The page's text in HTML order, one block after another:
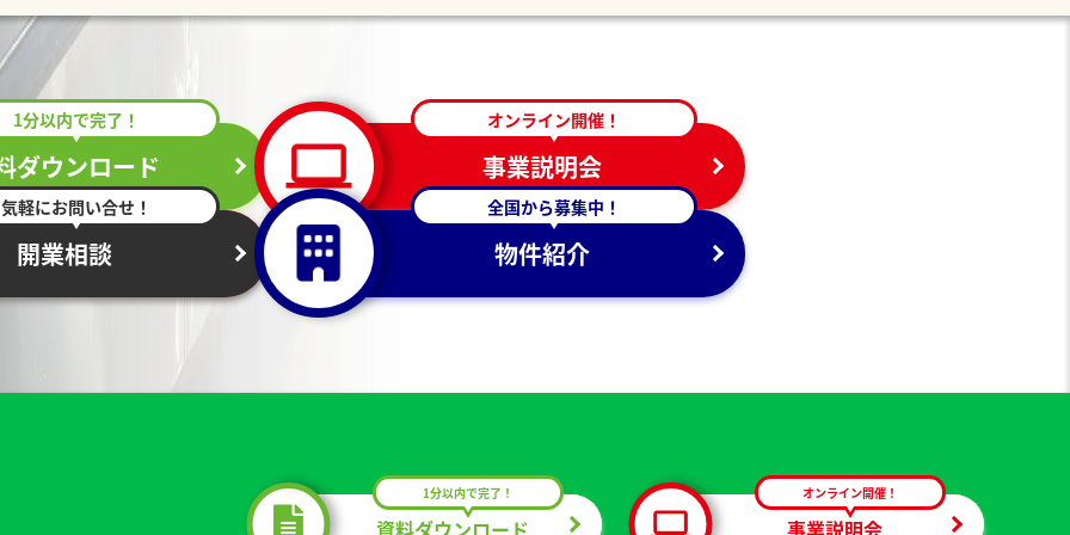
ダウンロード
1分以内で完了！
事業説明会
オンライン開催！
開業相談
気軽にお問い合せ！
物件紹介
全国から募集中！
資料ダウンロード
1分以内で完了！
事業説明会
オンライン開催！